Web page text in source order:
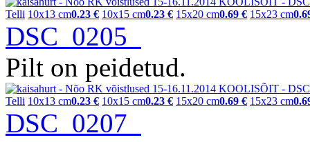
Telli 10x13 cm0.23 € 10x15 cm0.23 € 15x20 cm0.69 € 15x23 cm
DSC_0205
Pilt on peidetud.
Telli 10x13 cm0.23 € 10x15 cm0.23 € 15x20 cm0.69 € 15x23 cm
DSC_0207